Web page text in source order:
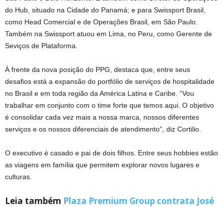
do Hub, situado na Cidade do Panamá; e para Swissport Brasil,
como Head Comercial e de Operações Brasil, em São Paulo.
Também na Swissport atuou em Lima, no Peru, como Gerente de
Seviços de Plataforma.
À frente da nova posição do PPG, destaca que, entre seus
desafios está a expansão do portfólio de serviços de hospitalidade
no Brasil e em toda região da América Latina e Caribe. “Vou
trabalhar em conjunto com o time forte que temos aqui. O objetivo
é consolidar cada vez mais a nossa marca, nossos diferentes
serviços e os nossos diferenciais de atendimento”, diz Cortilio.
O executivo é casado e pai de dois filhos. Entre seus hobbies estão
as viagens em família que permitem explorar novos lugares e
culturas.
Leia também Plaza Premium Group contrata José